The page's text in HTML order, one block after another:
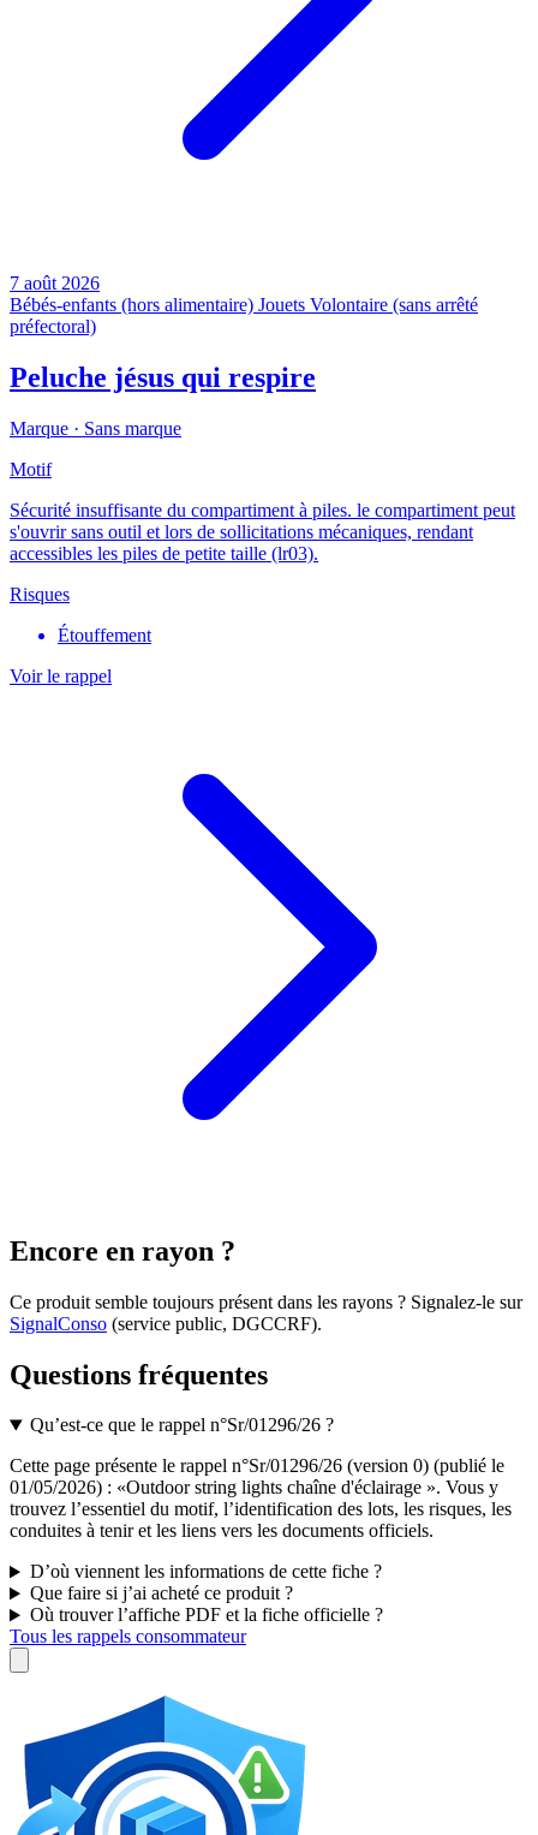
7 août 2026
Bébés-enfants (hors alimentaire) Jouets Volontaire (sans arrêté
préfectoral)
Peluche jésus qui respire
Marque · Sans marque
Motif
Sécurité insuffisante du compartiment à piles. le compartiment peut
s'ouvrir sans outil et lors de sollicitations mécaniques, rendant
accessibles les piles de petite taille (lr03).
Risques
Étouffement
Voir le rappel
Encore en rayon ?
Ce produit semble toujours présent dans les rayons ? Signalez-le sur
SignalConso (service public, DGCCRF).
Questions fréquentes
Qu’est-ce que le rappel n°Sr/01296/26 ?
Cette page présente le rappel n°Sr/01296/26 (version 0) (publié le
01/05/2026) : «Outdoor string lights chaîne d'éclairage ». Vous y
trouvez l’essentiel du motif, l’identification des lots, les risques, les
conduites à tenir et les liens vers les documents officiels.
D’où viennent les informations de cette fiche ?
Que faire si j’ai acheté ce produit ?
Où trouver l’affiche PDF et la fiche officielle ?
Tous les rappels consommateur